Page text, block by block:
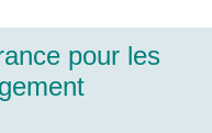
pour les